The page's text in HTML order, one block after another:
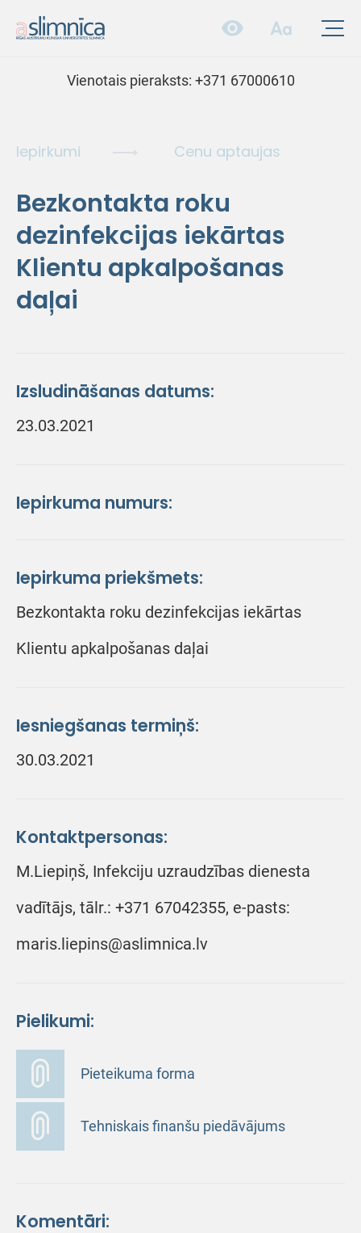
Vienotais pieraksts: +371 67000610
Iepirkumi Cenu aptaujas
Bezkontakta roku
dezinfekcijas iekārtas
Klientu apkalpošanas
daļai
Izsludināšanas datums:
23.03.2021
Iepirkuma numurs:
Iepirkuma priekšmets:
Bezkontakta roku dezinfekcijas iekārtas
Klientu apkalpošanas daļai
Iesniegšanas termiņš:
30.03.2021
Kontaktpersonas:
M.Liepiņš, Infekciju uzraudzības dienesta
vadītājs, tālr.: +371 67042355, e-pasts:
maris.liepins@aslimnica.lv
Pielikumi:
Pieteikuma forma
Tehniskais finanšu piedāvājums
Komentāri: